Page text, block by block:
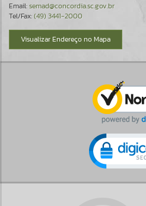
Email:semad@concordia.sc.gov.br
Tel/Fax:(49) 3441-2000
Visualizar Endereço no Mapa